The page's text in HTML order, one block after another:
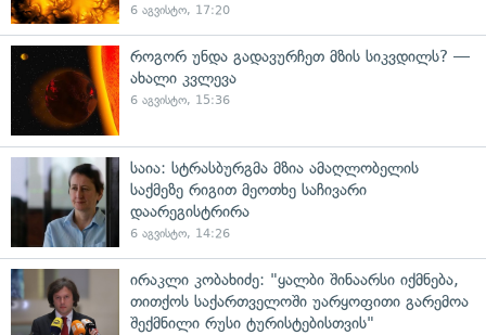
6 აგვისტო, 17:20
როგორ უნდა გადავურჩეთ მზის სიკვდილს? —
ახალი კვლევა
6 აგვისტო, 15:36
საია: სტრასბურგმა მზია ამაღლობელის
საქმეზე რიგით მეოთხე საჩივარი
დაარეგისტრირა
6 აგვისტო, 14:26
ირაკლი კობახიძე: "ყალბი შინაარსი იქმნება,
თითქოს საქართველოში უარყოფითი გარემოა
შექმნილი რუსი ტურისტებისთვის"